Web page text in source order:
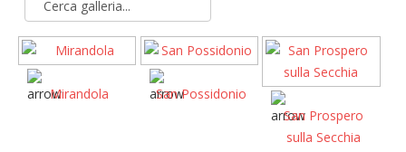
Mirandola
San Possidonio
San Prospero
sulla Secchia